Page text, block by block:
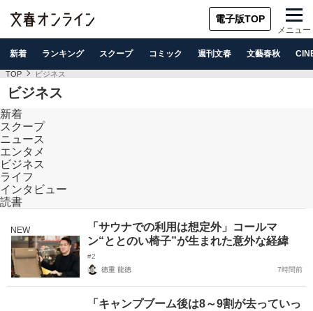
電子版TOP
メニュー
新着 ランキング スクープ コミック 週刊文春 文藝春秋
TOP ビジネス
ビジネス
新着
スクープ
ニュース
エンタメ
ビジネス
ライフ
インタビュー
読書
NEW
「サウナでの利用は想定外」コールマ
ン“ととのい椅子”が生まれた意外な経緯
#2
徳重 龍徳
7時間前
「キャンプブーム後は8～9割が去っていっ